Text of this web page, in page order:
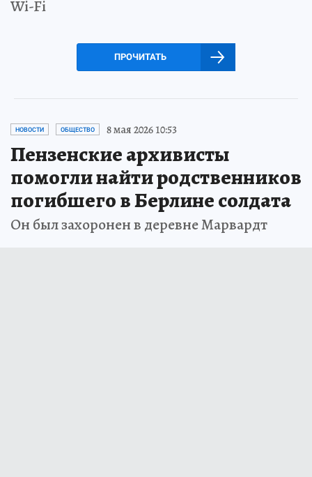
Wi-Fi
ПРОЧИТАТЬ
НОВОСТИ ОБЩЕСТВО 8 мая 2026 10:53
Пензенские архивисты
помогли найти родственников
погибшего в Берлине солдата
Он был захоронен в деревне Марвардт